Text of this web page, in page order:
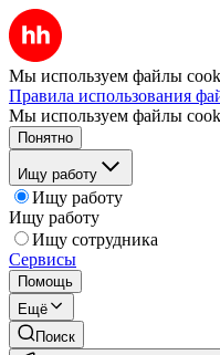
Мы используем файлы
Правила использования
Мы используем файлы
Понятно
Ищу работу
Ищу работу
Ищу работу
Ищу сотрудника
Сервисы
Помощь
Ещё
Поиск